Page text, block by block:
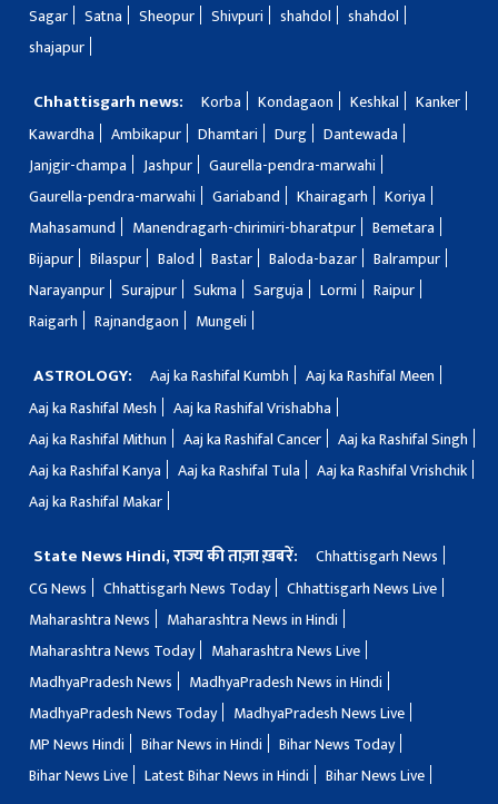
Sagar
Satna Sheopur Shivpuri shahdol
shahdol
shajapur
Chhattisgarh news: Korba Kondagaon Keshkal
Kanker
Kawardha
Ambikapur Dhamtari Durg
Dantewada
Janjgir-champa
Jashpur
Gaurella-pendra-marwahi
Gaurella-pendra-marwahi
Gariaband Khairagarh
Koriya
Mahasamund
Manendragarh-chirimiri-bharatpur
Bemetara
Bijapur
Bilaspur Balod Bastar Baloda-bazar
Balrampur
Narayanpur
Surajpur Sukma Sarguja Lormi
Raipur
Raigarh
Rajnandgaon Mungeli
ASTROLOGY: Aaj ka Rashifal Kumbh
Aaj ka Rashifal Meen
Aaj ka Rashifal Mesh
Aaj ka Rashifal Vrishabha
Aaj ka Rashifal Mithun
Aaj ka Rashifal Cancer
Aaj ka Rashifal Singh
Aaj ka Rashifal Kanya
Aaj ka Rashifal Tula
Aaj ka Rashifal Vrishchik
Aaj ka Rashifal Makar
State News Hindi, राज्य की ताज़ा ख़बरें:
Chhattisgarh News
CG News
Chhattisgarh News Today
Chhattisgarh News Live
Maharashtra News
Maharashtra News in Hindi
Maharashtra News Today
Maharashtra News Live
MadhyaPradesh News
MadhyaPradesh News in Hindi
MadhyaPradesh News Today
MadhyaPradesh News Live
MP News Hindi
Bihar News in Hindi
Bihar News Today
Bihar News Live
Latest Bihar News in Hindi Bihar News Live